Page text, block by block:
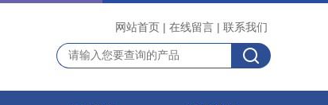
网站首页 | 在线留言 | 联系我们